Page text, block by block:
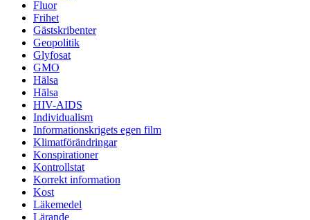
Fluor
Frihet
Gästskribenter
Geopolitik
Glyfosat
GMO
Hälsa
Hälsa
HIV-AIDS
Individualism
Informationskrigets egen film
Klimatförändringar
Konspirationer
Kontrollstat
Korrekt information
Kost
Läkemedel
Lärande